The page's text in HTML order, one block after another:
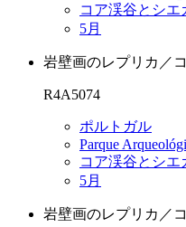
コア渓谷とシ
5月
岩壁画のレプリカ／
R4A5074
ポルトガル
Parque
コア渓谷とシ
5月
岩壁画のレプリカ／